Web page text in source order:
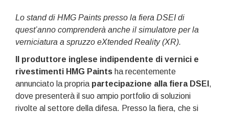
Lo stand di HMG Paints presso la fiera DSEI di
quest’anno comprenderà anche il simulatore per la
verniciatura a spruzzo eXtended Reality (XR).
Il produttore inglese indipendente di vernici e
rivestimenti HMG Paints ha recentemente
annunciato la propria partecipazione alla fiera DSEI ,
dove presenterà il suo ampio portfolio di soluzioni
rivolte al settore della difesa. Presso la fiera, che si